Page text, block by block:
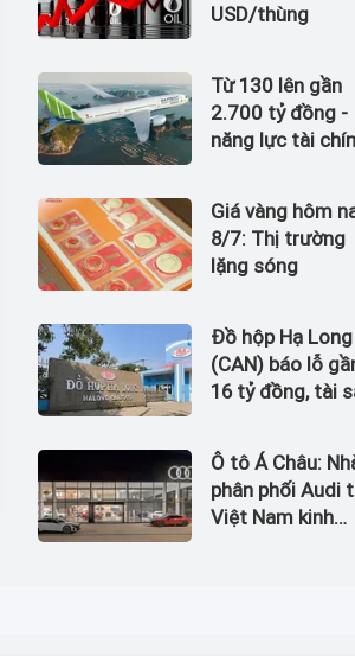
USD/thùng
Từ 130 lên gần
2.700 tỷ đồng -
năng lực tài
công nợ với
Giá vàng hôm
8/7: Thị trường
lặng sóng
Đồ hộp Hạ Long
(CAN) báo lỗ
16 tỷ đồng, tài
sau nửa năm
Ô tô Á Châu:
phân phối Audi
Việt Nam kinh